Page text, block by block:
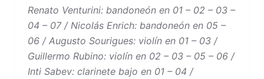
Renato Venturini: bandoneón en 01 – 02 – 03 –
04 – 07 / Nicolás Enrich: bandoneón en 05 –
06 / Augusto Sourigues: violín en 01 – 03 /
Guillermo Rubino: violín en 02 – 03 – 05 – 06 /
Inti Sabev: clarinete bajo en 01 – 04 /